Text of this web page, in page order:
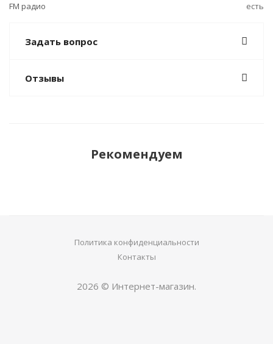
FM радио
есть
Задать вопрос
Отзывы
Рекомендуем
Политика конфиденциальности
Контакты
2026 © Интернет-магазин.